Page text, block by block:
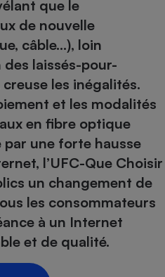
que le
de nouvelle
câble…), loin
des laissés-pour-
les inégalités.
et les modalités
en fibre optique
une forte hausse
l’UFC-Que Choisir
un changement de
les consommateurs
à un Internet
et de qualité.
Sécurité - Hygiène
Supermarché - Drive
Assurance
Banque - Crédit
Epargne - Fiscalité
Mutuelle
Circulation routière
Contrôle technique -
Pièce détachée
Moto
Comparateur auto
Supermarché - Drive
Comparatif
Comparatif plaque à
Comparatif hotte
Comparatif climatiseur
Comparatif aspirateur
Comparatif aspirateur
Comparatif cafetière
Comparatif robot cuiseur
Comparatif centrale
Électricité - Gaz
Comparatif casque audio
Comparatif barre de son
Comparatif imprimante
Comparatif ordinateur
Comparatif ultrabook
Comparatif tablette
Image et son
Informatique
Crédit immobilier
Comparatif tondeuse
Comparatif poêle à
Comparatif radiateur
Aménagement
Bricolage - Jardinage
Chauffage
Produit d'entretien
Sécurité domestique
Hygiène - Beauté
Maladie - Médecine -
Système de santé -
Maison de retraite
Retraite
emprunteur
- Testez le débit de votre
Internet